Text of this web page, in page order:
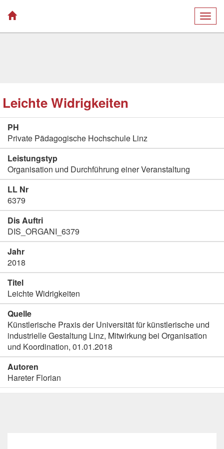
Leichte Widrigkeiten
PH
Private Pädagogische Hochschule Linz
Leistungstyp
Organisation und Durchführung einer Veranstaltung
LL Nr
6379
Dis Auftri
DIS_ORGANI_6379
Jahr
2018
Titel
Leichte Widrigkeiten
Quelle
Künstlerische Praxis der Universität für künstlerische und
industrielle Gestaltung Linz, Mitwirkung bei Organisation
und Koordination, 01.01.2018
Autoren
Hareter Florian